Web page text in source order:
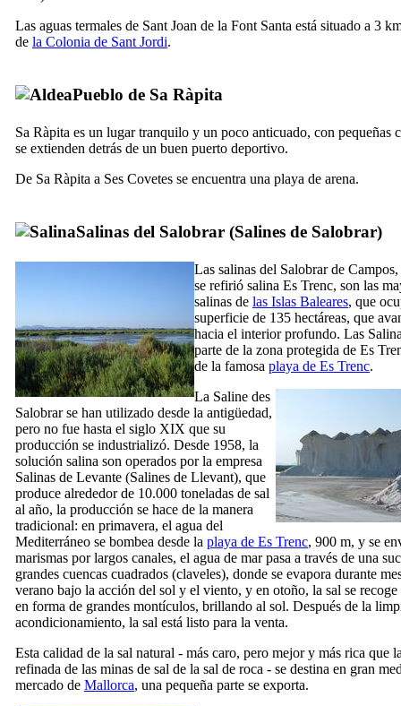
Las aguas termales de Sant Joan de la Font Santa está situado a 3
de la Colonia de Sant Jordi.
Pueblo de Sa Ràpita
Sa Ràpita es un lugar tranquilo y un poco anticuado, con pequeñas
se extienden detrás de un buen puerto deportivo.
De Sa Ràpita a Ses Covetes se encuentra una playa de arena.
Salinas del Salobrar (Salines de Salobrar)
Las salinas del Salobrar de Campos
se refirió salina Es Trenc, son las
salinas de las Islas Baleares, que
superficie de 135 hectáreas, que
hacia el interior profundo. Las
parte de la zona protegida de Es
de la famosa playa de Es Trenc.
La Saline des
Salobrarse han utilizado desde la antigüedad,
pero no fue hasta el siglo XIX que su
producción se industrializó. Desde 1958, la
solución salina son operados por la empresa
Salinas de Levante (Salines de Llevant), que
produce alrededor de 10.000 toneladas de sal
al año, la producción se hace de la manera
tradicional: en primavera, el agua del
Mediterráneo se bombea desde la playa de Es Trenc, 900 m, y se
marismas por largos canales, el agua de mar pasa a través de una
grandes cuencas cuadrados (claveles), donde se evapora durante
verano bajo la acción del sol y el viento, y en otoño, la sal se recoge
en forma de grandes montículos, brillando al sol. Después de la
acondicionamiento, la sal está listo para la venta.
Esta calidad de la sal natural - más caro, pero mejor y más rica que
refinada de las minas de sal de la sal de roca - se destina en gran
mercado de Mallorca, una pequeña parte se exporta.